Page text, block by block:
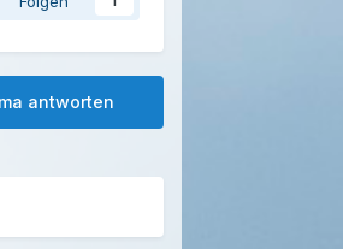
antworten